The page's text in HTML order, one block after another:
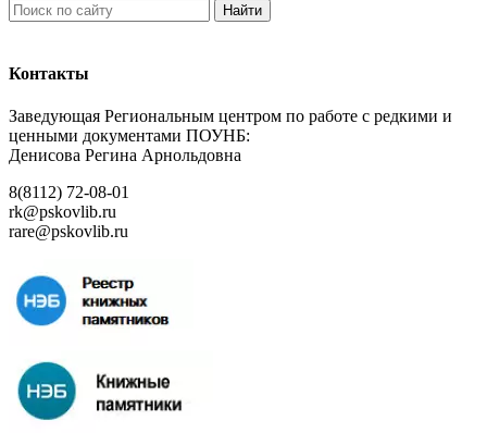
Найти
Контакты
Заведующая Региональным центром по работе с редкими и
ценными документами ПОУНБ:
Денисова Регина Арнольдовна
8(8112) 72-08-01
rk@pskovlib.ru
rare@pskovlib.ru